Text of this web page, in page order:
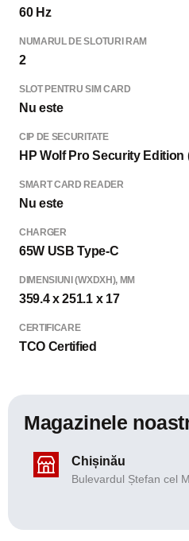
60 Hz
NUMARUL DE SLOTURI RAM
2
SLOT PENTRU SIM CARD
Nu este
CIP DE SECURITATE
HP Wolf Pro Security Edition
SMART CARD READER
Nu este
CHARGER
65W USB Type-C
DIMENSIUNI (WXDXH), MM
359.4 x 251.1 x 17
CERTIFICARE
TCO Certified
Magazinele
Chișinău
Bulevardul Ștefan cel